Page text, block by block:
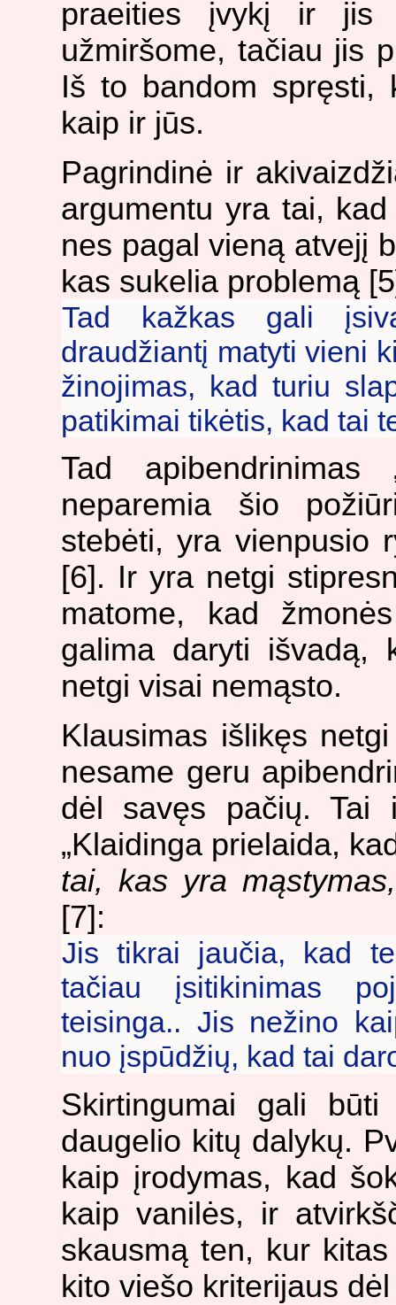
praeities įvykį ir jis
užmiršome, tačiau jis
Iš to bandom spręsti,
kaip ir jūs.
Pagrindinė ir
argumentu yra tai,
nes pagal vieną atvejį
kas sukelia problemą
Tad kažkas gali
draudžiantį matyti vieni
žinojimas, kad turiu
patikimai tikėtis, kad tai
Tad
neparemia šio
stebėti, yra vienpusio
[6]. Ir yra netgi
matome, kad
galima daryti išvadą,
netgi visai nemąsto.
Klausimas išlikęs
nesame geru
dėl savęs pačių.
„Klaidinga prielaida,
tai, kas yra
[7]:
Jis tikrai jaučia, kad
tačiau įsitikinimas
teisinga.. Jis nežino
nuo įspūdžių, kad tai
Skirtingumai gali
daugelio kitų dalykų.
kaip įrodymas, kad
kaip vanilės, ir
skausmą ten, kur
kito viešo kriterijaus